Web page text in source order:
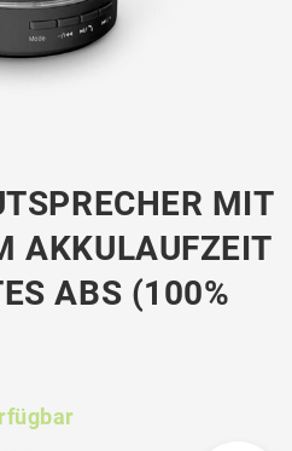
MIT
AKKULAUFZEIT
ABS (100%